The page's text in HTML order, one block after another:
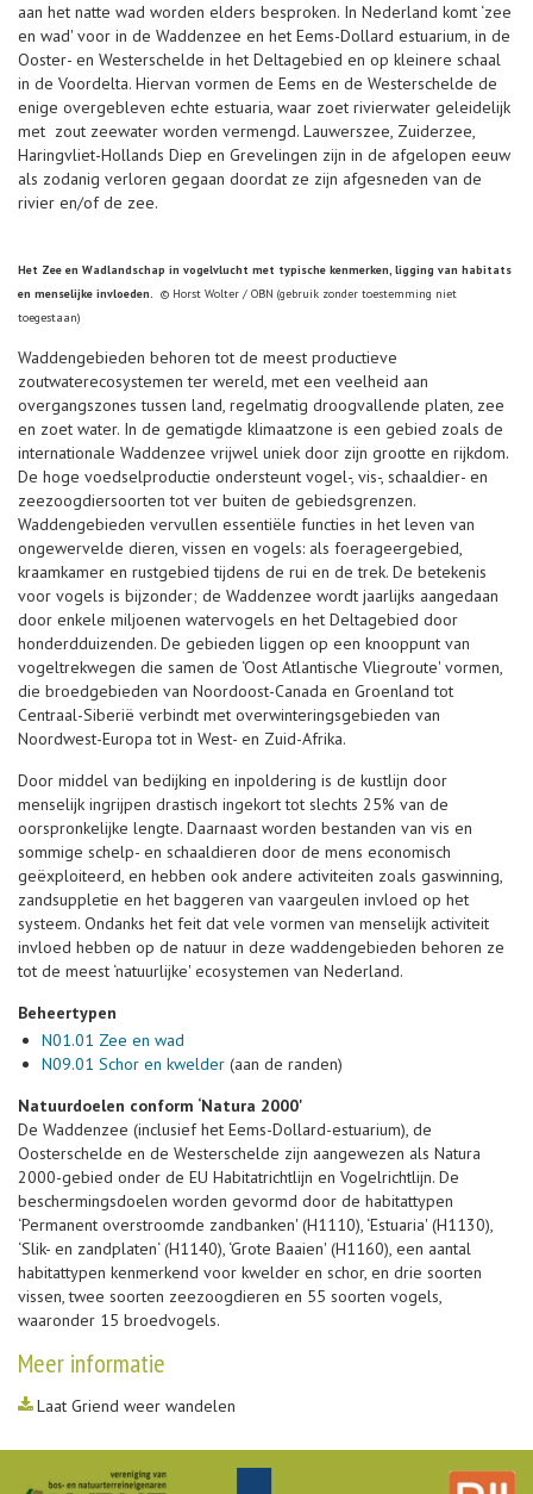
aan het natte wad worden elders besproken. In Nederland komt ‘zee
en wad' voor in de Waddenzee en het Eems-Dollard estuarium, in de
Ooster- en Westerschelde in het Deltagebied en op kleinere schaal
in de Voordelta. Hiervan vormen de Eems en de Westerschelde de
enige overgebleven echte estuaria, waar zoet rivierwater geleidelijk
met zout zeewater worden vermengd. Lauwerszee, Zuiderzee,
Haringvliet-Hollands Diep en Grevelingen zijn in de afgelopen eeuw
als zodanig verloren gegaan doordat ze zijn afgesneden van de
rivier en/of de zee.
Het Zee en Wadlandschap in vogelvlucht met typische kenmerken, ligging van habitats
en menselijke invloeden. © Horst Wolter / OBN (gebruik zonder toestemming niet
toegestaan)
Waddengebieden behoren tot de meest productieve
zoutwaterecosystemen ter wereld, met een veelheid aan
overgangszones tussen land, regelmatig droogvallende platen, zee
en zoet water. In de gematigde klimaatzone is een gebied zoals de
internationale Waddenzee vrijwel uniek door zijn grootte en rijkdom.
De hoge voedselproductie ondersteunt vogel-, vis-, schaaldier- en
zeezoogdiersoorten tot ver buiten de gebiedsgrenzen.
Waddengebieden vervullen essentiële functies in het leven van
ongewervelde dieren, vissen en vogels: als foerageergebied,
kraamkamer en rustgebied tijdens de rui en de trek. De betekenis
voor vogels is bijzonder; de Waddenzee wordt jaarlijks aangedaan
door enkele miljoenen watervogels en het Deltagebied door
honderdduizenden. De gebieden liggen op een knooppunt van
vogeltrekwegen die samen de ‘Oost Atlantische Vliegroute' vormen,
die broedgebieden van Noordoost-Canada en Groenland tot
Centraal-Siberië verbindt met overwinteringsgebieden van
Noordwest-Europa tot in West- en Zuid-Afrika.
Door middel van bedijking en inpoldering is de kustlijn door
menselijk ingrijpen drastisch ingekort tot slechts 25% van de
oorspronkelijke lengte. Daarnaast worden bestanden van vis en
sommige schelp- en schaaldieren door de mens economisch
geëxploiteerd, en hebben ook andere activiteiten zoals gaswinning,
zandsuppletie en het baggeren van vaargeulen invloed op het
systeem. Ondanks het feit dat vele vormen van menselijk activiteit
invloed hebben op de natuur in deze waddengebieden behoren ze
tot de meest ‘natuurlijke' ecosystemen van Nederland.
Beheertypen
N01.01 Zee en wad
N09.01 Schor en kwelder (aan de randen)
Natuurdoelen conform ‘Natura 2000'
De Waddenzee (inclusief het Eems-Dollard-estuarium), de
Oosterschelde en de Westerschelde zijn aangewezen als Natura
2000-gebied onder de EU Habitatrichtlijn en Vogelrichtlijn. De
beschermingsdoelen worden gevormd door de habitattypen
‘Permanent overstroomde zandbanken' (H1110), ‘Estuaria' (H1130),
‘Slik- en zandplaten‘ (H1140), ‘Grote Baaien' (H1160), een aantal
habitattypen kenmerkend voor kwelder en schor, en drie soorten
vissen, twee soorten zeezoogdieren en 55 soorten vogels,
waaronder 15 broedvogels.
Meer informatie
Laat Griend weer wandelen